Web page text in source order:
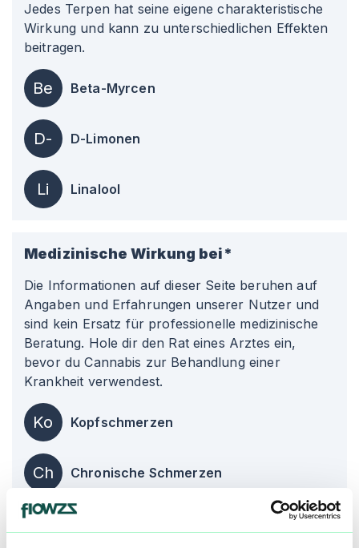
Jedes Terpen hat seine eigene charakteristische
Wirkung und kann zu unterschiedlichen Effekten
beitragen.
Be Beta-Myrcen
D- D-Limonen
Li Linalool
Medizinische Wirkung bei*
Die Informationen auf dieser Seite beruhen auf
Angaben und Erfahrungen unserer Nutzer und
sind kein Ersatz für professionelle medizinische
Beratung. Hole dir den Rat eines Arztes ein,
bevor du Cannabis zur Behandlung einer
Krankheit verwendest.
Ko Kopfschmerzen
Ch Chronische Schmerzen